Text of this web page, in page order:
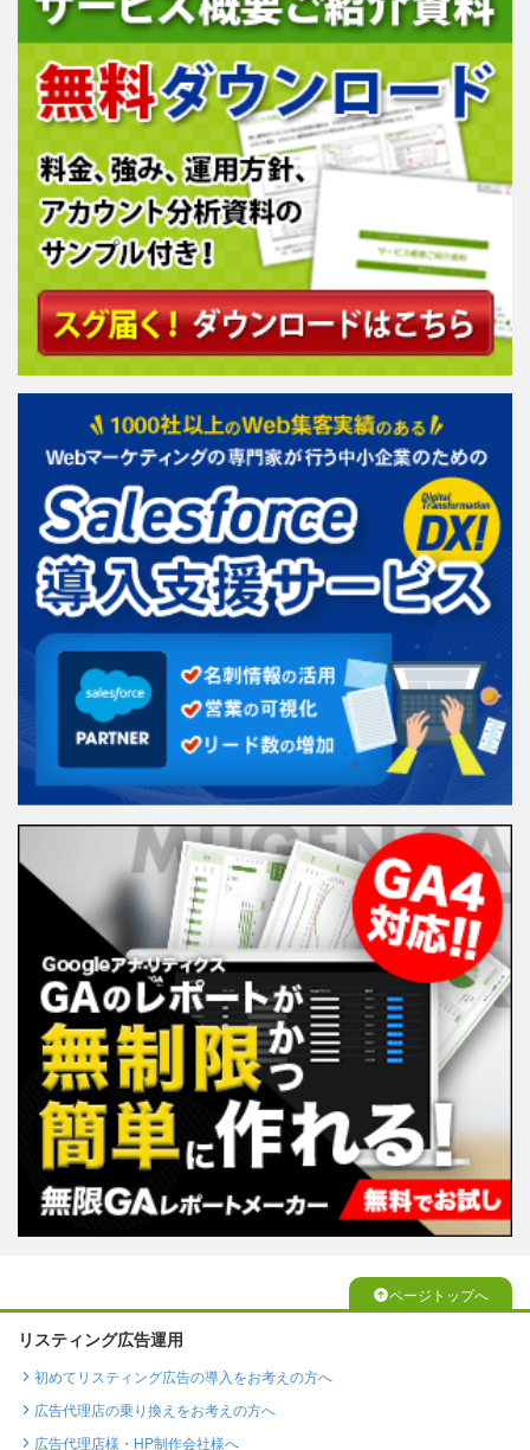
ページトップへ
リスティング広告運用
初めてリスティング広告の導入をお考えの方へ
広告代理店の乗り換えをお考えの方へ
広告代理店様・HP制作会社様へ